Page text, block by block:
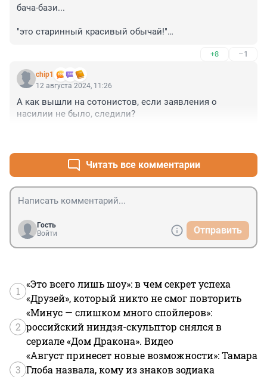
бача-бази...
"это старинный красивый обычай!"
+8 –1
chip1
12 августа 2024, 11:26
А как вышли на сотонистов, если заявления о
насилии не было, следили?
Читать все комментарии
Гость
Войти
Отправить
1
«Это всего лишь шоу»: в чем секрет успеха
«Друзей», который никто не смог повторить
2
«Минус — слишком много спойлеров»:
российский ниндзя-скульптор снялся в
сериале «Дом Дракона». Видео
3
«Август принесет новые возможности»: Тамара
Глоба назвала, кому из знаков зодиака